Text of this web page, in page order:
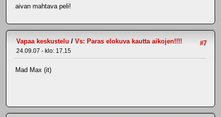
aivan mahtava peli!
#7
Vapaa keskustelu / Vs: Paras elokuva kautta aikojen!!!!
24.09.07 - klo: 17.15
Mad Max (it)